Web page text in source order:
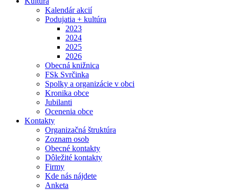
Kalendár akcií
Podujatia + kultúra
2023
2024
2025
2026
Obecná knižnica
FSk Svrčinka
Spolky a organizácie v obci
Kronika obce
Jubilanti
Ocenenia obce
Kontakty
Organizačná štruktúra
Zoznam osob
Obecné kontakty
Dôležité kontakty
Firmy
Kde nás nájdete
Anketa